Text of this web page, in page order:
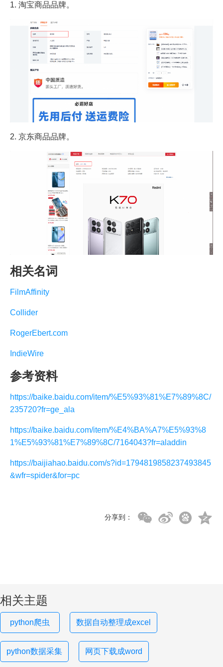
1. 淘宝商品品牌。
2. 京东商品品牌。
相关名词
FilmAffinity
Collider
RogerEbert.com
IndieWire
参考资料
https://baike.baidu.com/item/%E5%93%81%E7%89%8C/
235720?fr=ge_ala
https://baike.baidu.com/item/%E4%BA%A7%E5%93%8
1%E5%93%81%E7%89%8C/7164043?fr=aladdin
https://baijiahao.baidu.com/s?id=1794819858237493845
&wfr=spider&for=pc
分享到：
相关主题
python爬虫 数据自动整理成excel
python数据采集 网页下载成word